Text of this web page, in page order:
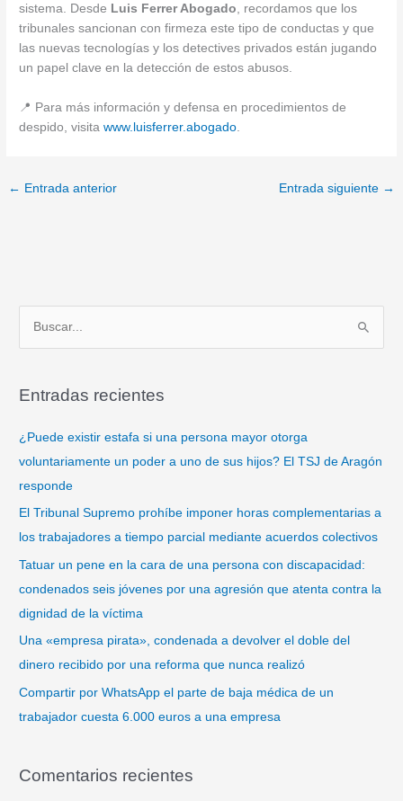
sistema. Desde Luis Ferrer Abogado, recordamos que los
tribunales sancionan con firmeza este tipo de conductas y que
las nuevas tecnologías y los detectives privados están jugando
un papel clave en la detección de estos abusos.
📍 Para más información y defensa en procedimientos de
despido, visitawww.luisferrer.abogado.
← Entrada anterior Entrada siguiente →
c
Entradas recientes
¿Puede existir estafa si una persona mayor otorga
voluntariamente un poder a uno de sus hijos? El TSJ de Aragón
responde
El Tribunal Supremo prohíbe imponer horas complementarias a
los trabajadores a tiempo parcial mediante acuerdos colectivos
Tatuar un pene en la cara de una persona con discapacidad:
condenados seis jóvenes por una agresión que atenta contra la
dignidad de la víctima
Una «empresa pirata», condenada a devolver el doble del
dinero recibido por una reforma que nunca realizó
Compartir por WhatsApp el parte de baja médica de un
trabajador cuesta 6.000 euros a una empresa
Comentarios recientes